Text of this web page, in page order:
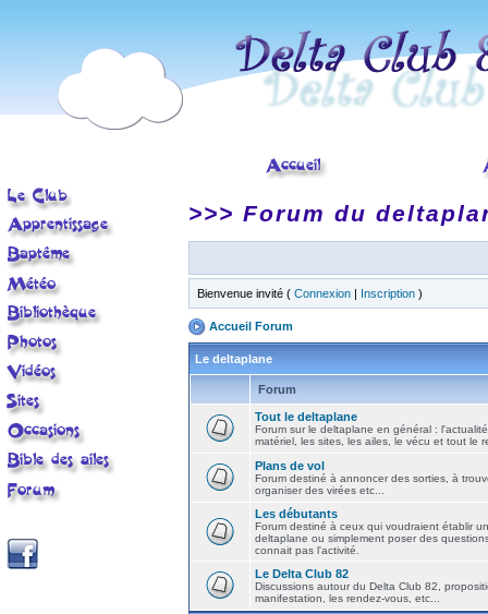
>>> Forum du
Bienvenue invité ( Connexion | Inscription )
Accueil Forum
Le deltaplane
Forum
Tout le deltaplane
Forum sur le deltaplane en général :
matériel, les sites, les ailes, le vécu et tout le
Plans de vol
Forum destiné à annoncer des sorties, à
organiser des virées etc...
Les débutants
Forum destiné à ceux qui voudraient établir
deltaplane ou simplement poser des
connait pas l'activité.
Le Delta Club 82
Discussions autour du Delta Club 82,
manifestation, les rendez-vous, etc...